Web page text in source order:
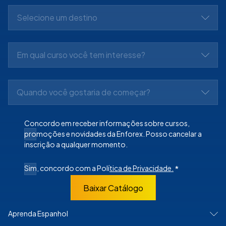
Aprenda Espanhol
Selecione um destino
Em qual curso você tem interesse?
Quando você gostaria de começar?
Concordo em receber informações sobre cursos,
promoções e novidades da Enforex. Posso cancelar a
inscrição a qualquer momento.
Sim, concordo com a Política de Privacidade. *
Baixar Catálogo